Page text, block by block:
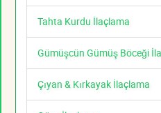
Tahta Kurdu İlaçlama
Gümüşcün Gümüş Böceği
Çıyan & Kırkayak İlaçlama